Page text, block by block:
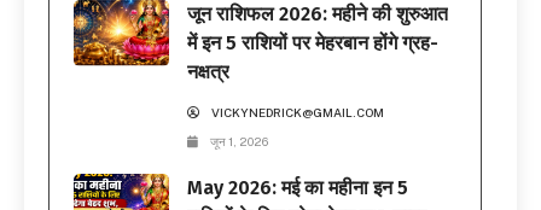
जून राशिफल 2026: महीने की शुरुआत
में इन 5 राशियों पर मेहरबान होंगे ग्रह-
नक्षत्र
VICKYNEDRICK@GMAIL.COM
जून 1, 2026
May 2026: मई का महीना इन 5